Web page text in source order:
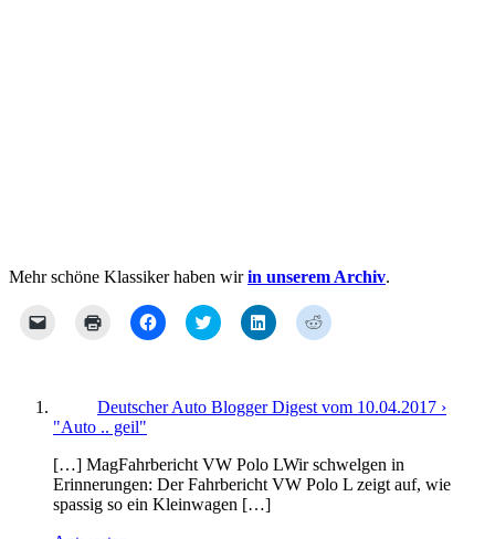
Mehr schöne Klassiker haben wirin unserem Archiv.
Klicken,
E-
Mail
senden
(Wird
in
neuem
Fenster
geöffnet)
Klicken
zum
Fenster
geöffnet)
Klick,
um
(Wird
in
geöffnet)
Klick,
um
(Wird
in
geöffnet)
Klick,
um
(Wird
in
geöffnet)
Klick,
um
(Wird
in
geöffnet)
Deutscher Auto Blogger Digest vom 10.04.2017 ›
"Auto .. geil"
[…] MagFahrbericht VW Polo LWir schwelgen in
Erinnerungen: Der Fahrbericht VW Polo L zeigt auf, wie
spassig so ein Kleinwagen […]